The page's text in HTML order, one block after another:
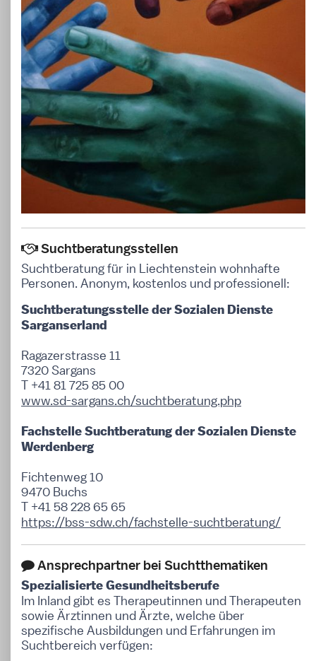
Suchtberatungsstellen
Suchtberatung für in Liechtenstein wohnhafte
Personen. Anonym, kostenlos und professionell:
Suchtberatungsstelle der Sozialen Dienste
Sarganserland
Ragazerstrasse 11
7320 Sargans
T +41 81 725 85 00
www.sd-sargans.ch/suchtberatung.php
Fachstelle Suchtberatung der Sozialen Dienste
Werdenberg
Fichtenweg 10
9470 Buchs
T +41 58 228 65 65
https://bss-sdw.ch/fachstelle-suchtberatung/
Ansprechpartner bei Suchtthematiken
Spezialisierte Gesundheitsberufe
Im Inland gibt es Therapeutinnen und Therapeuten
sowie Ärztinnen und Ärzte, welche über
spezifische Ausbildungen und Erfahrungen im
Suchtbereich verfügen: